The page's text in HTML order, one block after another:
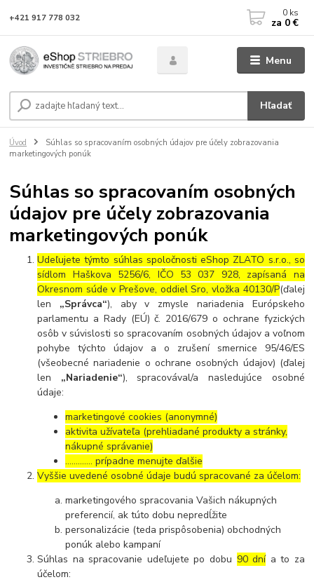
Menu
Hľadať
+421 917 778 032 0 ks
za 0 €
Úvod
Súhlas so spracovaním osobných údajov pre účely zobrazovania
marketingových ponúk
Súhlas so spracovaním osobných
údajov pre účely zobrazovania
marketingových ponúk
Udeľujete týmto súhlas spoločnostieShop ZLATO s.r.o., so
sídlom Haškova 5256/6, IČO 53 037 928, zapísaná na
Okresnom súde v Prešove, oddiel Sro, vložka 40130/P(ďalej
len „Správca“), aby v zmysle nariadenia Európskeho
parlamentu a Rady (EÚ) č. 2016/679 o ochrane fyzických
osôb v súvislosti so spracovaním osobných údajov a voľnom
pohybe týchto údajov a o zrušení smernice 95/46/ES
(všeobecné nariadenie o ochrane osobných údajov) (ďalej
len „Nariadenie“), spracovával/a nasledujúce osobné
údaje:
marketingové cookies (anonymné)
aktivita užívateľa (prehliadané produkty a stránky,
nákupné správanie)
…………. prípadne menujte ďalšie
Vyššie uvedené osobné údaje budú spracované za účelom:
marketingového spracovania Vašich nákupných
preferencií, ak túto dobu nepredĺžite
personalizácie (teda prispôsobenia) obchodných
ponúk alebo kampaní
Súhlas na spracovanie udeľujete po dobu 90 dnía to za
účelom: